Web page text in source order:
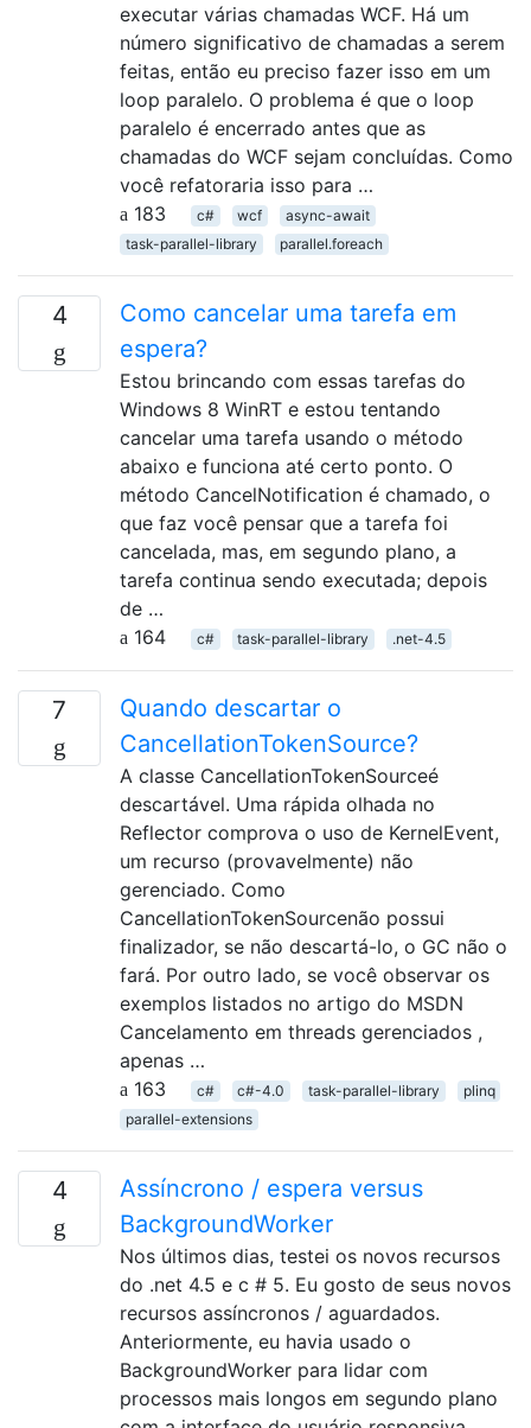
executar várias chamadas WCF. Há um
número significativo de chamadas a serem
feitas, então eu preciso fazer isso em um
loop paralelo. O problema é que o loop
paralelo é encerrado antes que as
chamadas do WCF sejam concluídas. Como
você refatoraria isso para …
183
c# wcf
async-await
task-parallel-library
parallel.foreach
4
Como cancelar uma tarefa em
espera?
Estou brincando com essas tarefas do
Windows 8 WinRT e estou tentando
cancelar uma tarefa usando o método
abaixo e funciona até certo ponto. O
método CancelNotification é chamado, o
que faz você pensar que a tarefa foi
cancelada, mas, em segundo plano, a
tarefa continua sendo executada; depois
de …
164
c# task-parallel-library .net-4.5
7
Quando descartar o
CancellationTokenSource?
A classe CancellationTokenSourceé
descartável. Uma rápida olhada no
Reflector comprova o uso de KernelEvent,
um recurso (provavelmente) não
gerenciado. Como
CancellationTokenSourcenão possui
finalizador, se não descartá-lo, o GC não o
fará. Por outro lado, se você observar os
exemplos listados no artigo do MSDN
Cancelamento em threads gerenciados ,
apenas …
163
c# c#-4.0 task-parallel-library
plinq
parallel-extensions
4
Assíncrono / espera versus
BackgroundWorker
Nos últimos dias, testei os novos recursos
do .net 4.5 e c # 5. Eu gosto de seus novos
recursos assíncronos / aguardados.
Anteriormente, eu havia usado o
BackgroundWorker para lidar com
processos mais longos em segundo plano